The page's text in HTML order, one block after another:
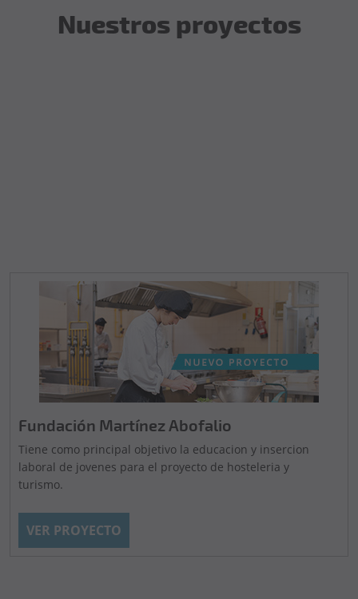
Nuestros proyectos
Fundación Martínez Abofalio
Tiene como principal objetivo la educacion y insercion
laboral de jovenes para el proyecto de hosteleria y
turismo.
VER PROYECTO